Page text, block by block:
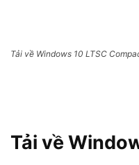
Tải về Windows 10 LTSC
Tải về